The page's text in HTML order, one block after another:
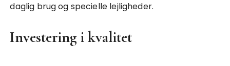
daglig brug og specielle lejligheder.
Investering i kvalitet